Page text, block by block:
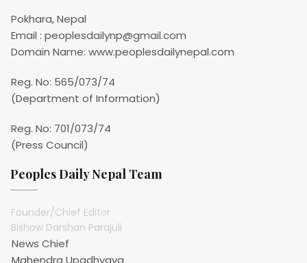
Pokhara, Nepal
Email : peoplesdailynp@gmail.com
Domain Name: www.peoplesdailynepal.com
Reg. No: 565/073/74
(Department of Information)
Reg. No: 701/073/74
(Press Council)
Peoples Daily Nepal Team
Founder/Chief Editor
Bishow Darshan Parajuli
News Chief